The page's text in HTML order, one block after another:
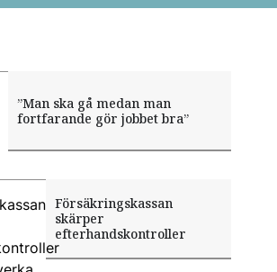
”Man ska gå medan man
fortfarande gör jobbet bra”
Försäkringskassan
skärper
efterhandskontroller